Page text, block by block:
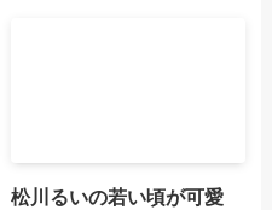
松川るいの若い頃が可愛